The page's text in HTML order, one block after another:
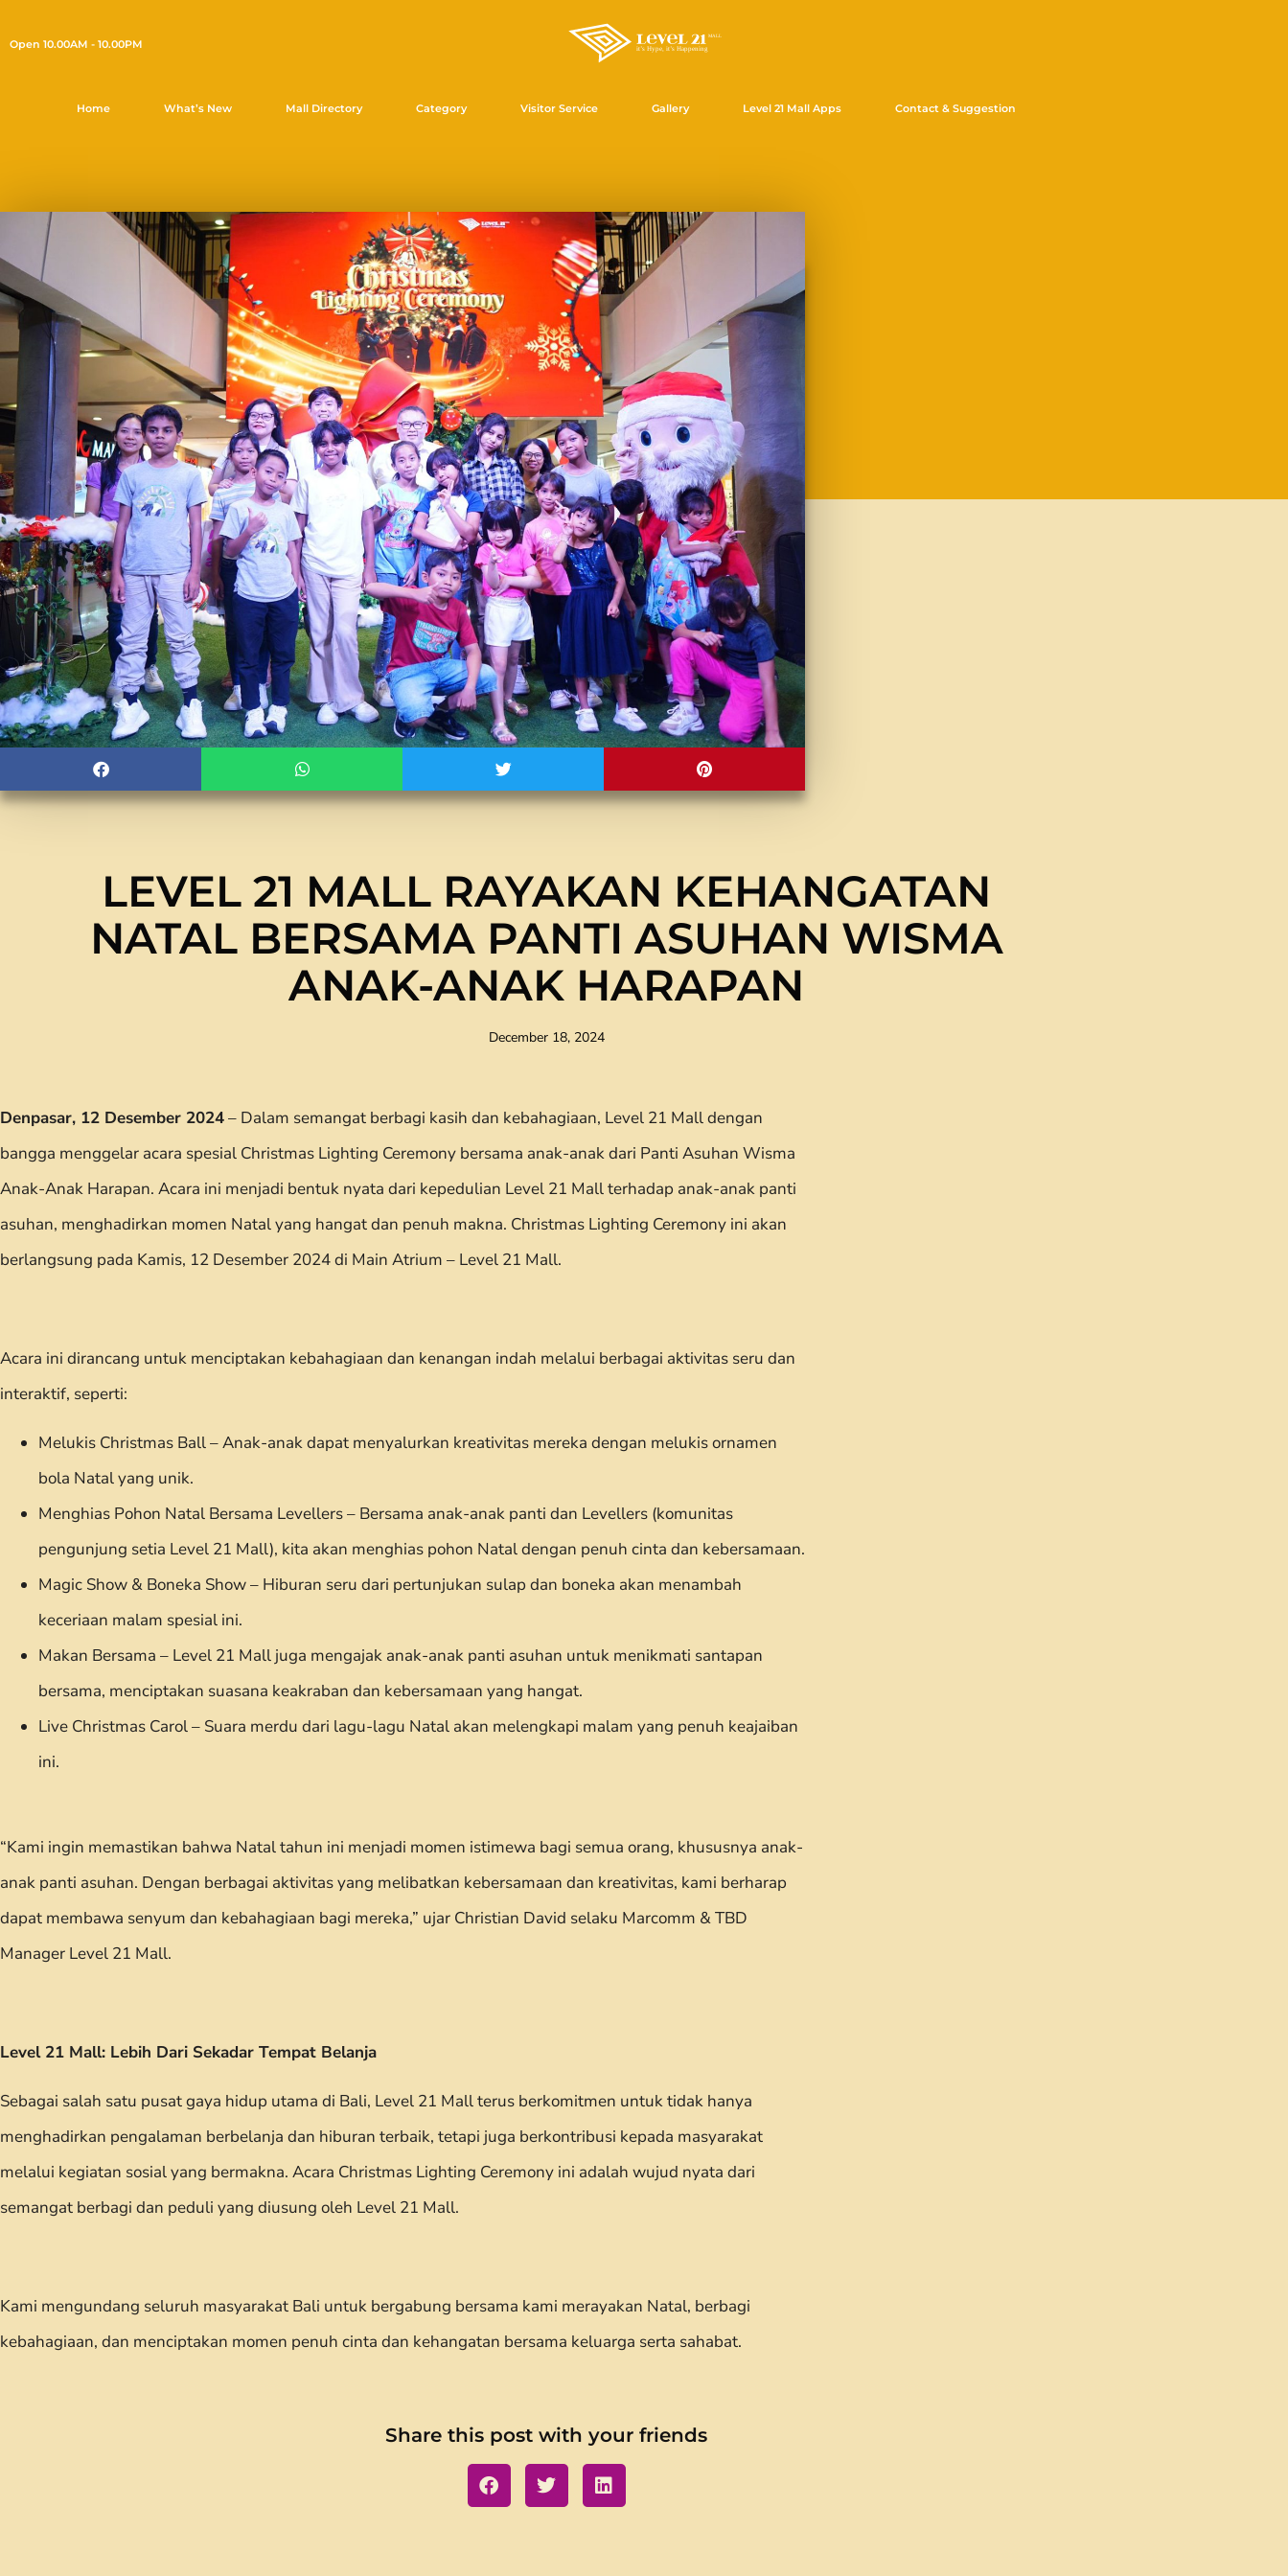
Open 10.00AM - 10.00PM
Home What’s New Mall Directory Category Visitor Service Gallery Level 21 Mall Apps Contact & Suggestion
LEVEL 21 MALL RAYAKAN KEHANGATAN
NATAL BERSAMA PANTI ASUHAN WISMA
ANAK-ANAK HARAPAN
December 18, 2024
Denpasar, 12 Desember 2024– Dalam semangat berbagi kasih dan kebahagiaan, Level 21 Mall dengan
bangga menggelar acara spesial Christmas Lighting Ceremony bersama anak-anak dari Panti Asuhan Wisma
Anak-Anak Harapan. Acara ini menjadi bentuk nyata dari kepedulian Level 21 Mall terhadap anak-anak panti
asuhan, menghadirkan momen Natal yang hangat dan penuh makna. Christmas Lighting Ceremony ini akan
berlangsung pada Kamis, 12 Desember 2024 di Main Atrium – Level 21 Mall.
Acara ini dirancang untuk menciptakan kebahagiaan dan kenangan indah melalui berbagai aktivitas seru dan
interaktif, seperti:
Melukis Christmas Ball – Anak-anak dapat menyalurkan kreativitas mereka dengan melukis ornamen
bola Natal yang unik.
Menghias Pohon Natal Bersama Levellers – Bersama anak-anak panti dan Levellers (komunitas
pengunjung setia Level 21 Mall), kita akan menghias pohon Natal dengan penuh cinta dan kebersamaan.
Magic Show & Boneka Show – Hiburan seru dari pertunjukan sulap dan boneka akan menambah
keceriaan malam spesial ini.
Makan Bersama – Level 21 Mall juga mengajak anak-anak panti asuhan untuk menikmati santapan
bersama, menciptakan suasana keakraban dan kebersamaan yang hangat.
Live Christmas Carol – Suara merdu dari lagu-lagu Natal akan melengkapi malam yang penuh keajaiban
ini.
“Kami ingin memastikan bahwa Natal tahun ini menjadi momen istimewa bagi semua orang, khususnya anak-
anak panti asuhan. Dengan berbagai aktivitas yang melibatkan kebersamaan dan kreativitas, kami berharap
dapat membawa senyum dan kebahagiaan bagi mereka,” ujar Christian David selaku Marcomm & TBD
Manager Level 21 Mall.
Level 21 Mall: Lebih Dari Sekadar Tempat Belanja
Sebagai salah satu pusat gaya hidup utama di Bali, Level 21 Mall terus berkomitmen untuk tidak hanya
menghadirkan pengalaman berbelanja dan hiburan terbaik, tetapi juga berkontribusi kepada masyarakat
melalui kegiatan sosial yang bermakna. Acara Christmas Lighting Ceremony ini adalah wujud nyata dari
semangat berbagi dan peduli yang diusung oleh Level 21 Mall.
Kami mengundang seluruh masyarakat Bali untuk bergabung bersama kami merayakan Natal, berbagi
kebahagiaan, dan menciptakan momen penuh cinta dan kehangatan bersama keluarga serta sahabat.
Share this post with your friends